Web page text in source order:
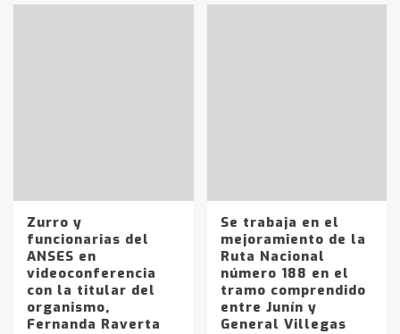
Zurro y
funcionarias del
ANSES en
videoconferencia
con la titular del
organismo,
Fernanda Raverta
Se trabaja en el
mejoramiento de la
Ruta Nacional
número 188 en el
tramo comprendido
entre Junín y
General Villegas